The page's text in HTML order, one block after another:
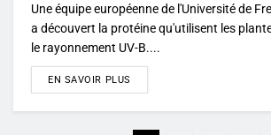
Une équipe européenne de l'Université de
a découvert la protéine qu'utilisent les
le rayonnement UV-B....
EN SAVOIR PLUS